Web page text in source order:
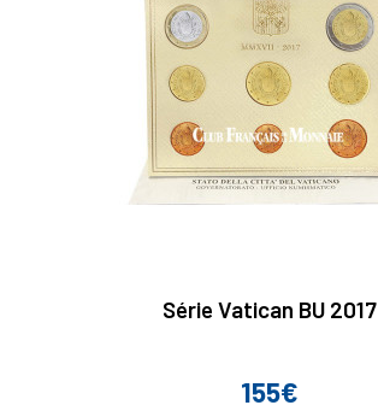
Série Vatican BU 2017
Prix
155€